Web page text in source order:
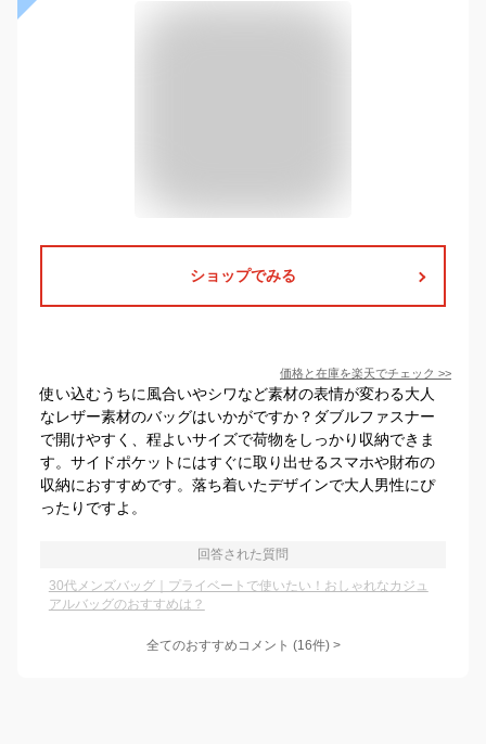
ショップでみる
価格と在庫を楽天でチェック >>
使い込むうちに風合いやシワなど素材の表情が変わる大人
なレザー素材のバッグはいかがですか？ダブルファスナー
で開けやすく、程よいサイズで荷物をしっかり収納できま
す。サイドポケットにはすぐに取り出せるスマホや財布の
収納におすすめです。落ち着いたデザインで大人男性にぴ
ったりですよ。
回答された質問
30代メンズバッグ｜プライベートで使いたい！おしゃれなカジュ
アルバッグのおすすめは？
全てのおすすめコメント (16件) >